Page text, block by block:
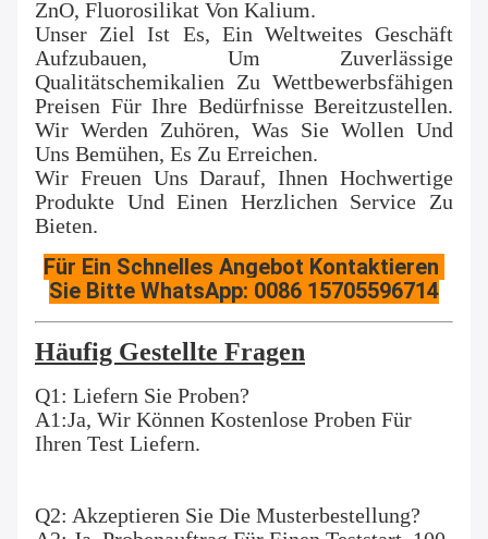
ZnO, Fluorosilikat Von Kalium.
Unser Ziel Ist Es, Ein Weltweites Geschäft
Aufzubauen, Um Zuverlässige
Qualitätschemikalien Zu Wettbewerbsfähigen
Preisen Für Ihre Bedürfnisse Bereitzustellen.
Wir Werden Zuhören, Was Sie Wollen Und
Uns Bemühen, Es Zu Erreichen.
Wir Freuen Uns Darauf, Ihnen Hochwertige
Produkte Und Einen Herzlichen Service Zu
Bieten.
Für Ein Schnelles Angebot Kontaktieren
Sie Bitte WhatsApp: 0086 15705596714
Häufig Gestellte Fragen
Q1: Liefern Sie Proben?
A1:Ja, Wir Können Kostenlose Proben Für
Ihren Test Liefern.
Q2: Akzeptieren Sie Die Musterbestellung?